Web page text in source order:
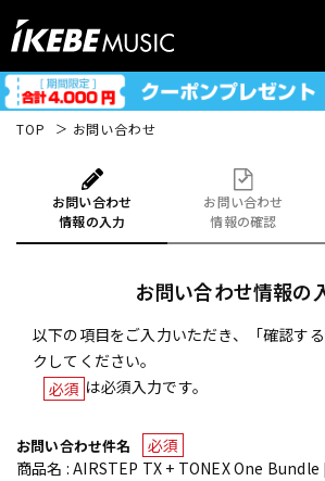
TOP お問い合わせ
お問い合わせ
情報の入力
お問い合わせ
情報の確認
お問い合わせ情報の
以下の項目をご入力いただき、「確認す
クしてください。
必須 は必須入力です。
お問い合わせ件名
必須
商品名 : AIRSTEP TX + TONEX One